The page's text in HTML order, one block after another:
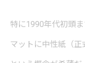
特に1990年代初頭ま
マットに中性紙（正